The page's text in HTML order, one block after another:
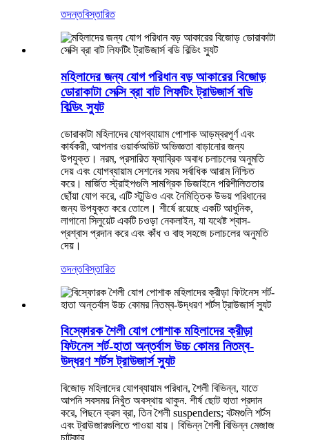
তদন্তবিস্তারিত
মহিলাদের জন্য যোগ পরিধান বড় আকারের বিজোড়
ডোরাকাটা সেক্সি ব্রা বাট লিফটিং ট্রাউজার্স বডি
বিল্ডিং স্যুট
ডোরাকাটা মহিলাদের যোগব্যায়াম পোশাক আড়ম্বরপূর্ণ এবং
কার্যকরী, আপনার ওয়ার্কআউট অভিজ্ঞতা বাড়ানোর জন্য
উপযুক্ত। নরম, প্রসারিত ফ্যাব্রিক অবাধ চলাচলের অনুমতি
দেয় এবং যোগব্যায়াম সেশনের সময় সর্বাধিক আরাম নিশ্চিত
করে। মার্জিত স্ট্রাইপগুলি সামগ্রিক ডিজাইনে পরিশীলিততার
ছোঁয়া যোগ করে, এটি স্টুডিও এবং নৈমিত্তিক উভয় পরিধানের
জন্য উপযুক্ত করে তোলে। শীর্ষে রয়েছে একটি আধুনিক,
লাগানো সিলুয়েট একটি চওড়া নেকলাইন, যা যথেষ্ট শ্বাস-
প্রশ্বাস প্রদান করে এবং কাঁধ ও বাহু সহজে চলাচলের অনুমতি
দেয়।
তদন্তবিস্তারিত
বিস্ফোরক শৈলী যোগ পোশাক মহিলাদের ক্রীড়া
ফিটনেস শর্ট-হাতা অন্তর্বাস উচ্চ কোমর নিতম্ব-
উদ্ধরণ শর্টস ট্রাউজার্স স্যুট
বিজোড় মহিলাদের যোগব্যায়াম পরিধান, শৈলী বিভিন্ন, যাতে
আপনি সবসময় নিখুঁত অবস্থায় থাকুন. শীর্ষ ছোট হাতা প্রদান
করে, পিছনে ক্রস ব্রা, তিন শৈলী suspenders; বটমগুলি শর্টস
এবং ট্রাউজারগুলিতে পাওয়া যায়। বিভিন্ন শৈলী বিভিন্ন মেজাজ
চাটুকার.